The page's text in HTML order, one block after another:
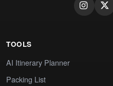
TOOLS
AI Itinerary Planner
Packing List